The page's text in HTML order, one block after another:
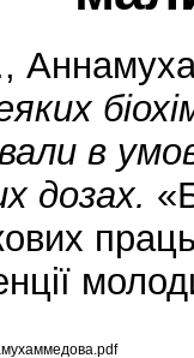
,
в
дозах.